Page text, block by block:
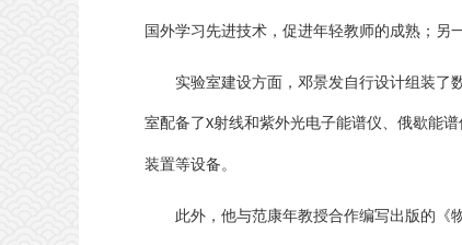
国外学习先进技术，促进年轻教师的成熟；另
实验室建设方面，邓景发自行设计组装了
室配备了X射线和紫外光电子能谱仪、俄歇能
装置等设备。
此外，他与范康年教授合作编写出版的《